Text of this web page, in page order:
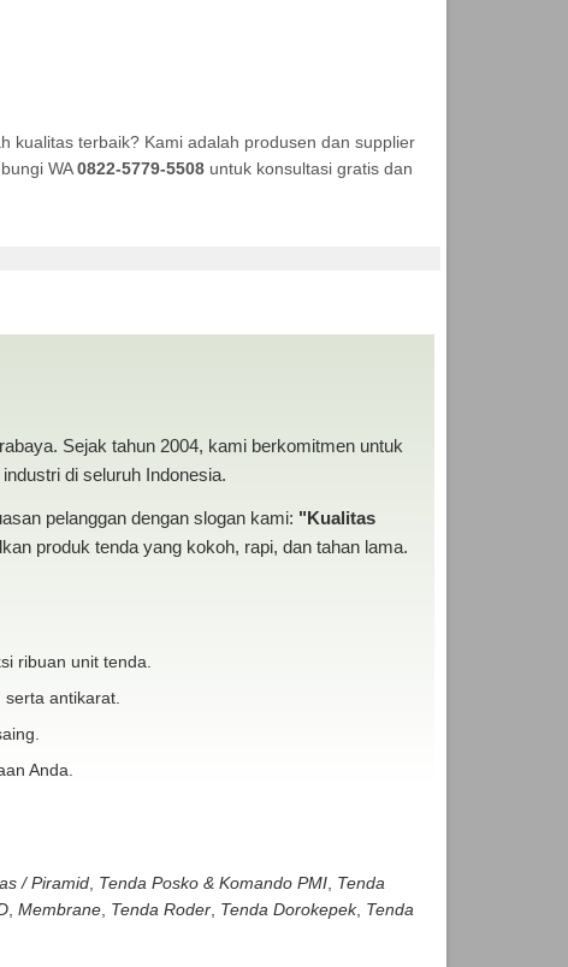
kualitas terbaik? Kami adalah produsen dan supplier
WA0822-5779-5508untuk konsultasi gratis dan
Sejak tahun 2004, kami berkomitmen untuk
di seluruh Indonesia.
pelanggan dengan slogan kami: "Kualitas
produk tenda yang kokoh, rapi, dan tahan lama.
ribuan unit tenda.
antikarat.
Anda.
/ Piramid, Tenda Posko & Komando PMI, Tenda
, Membrane, Tenda Roder, Tenda Dorokepek, Tenda